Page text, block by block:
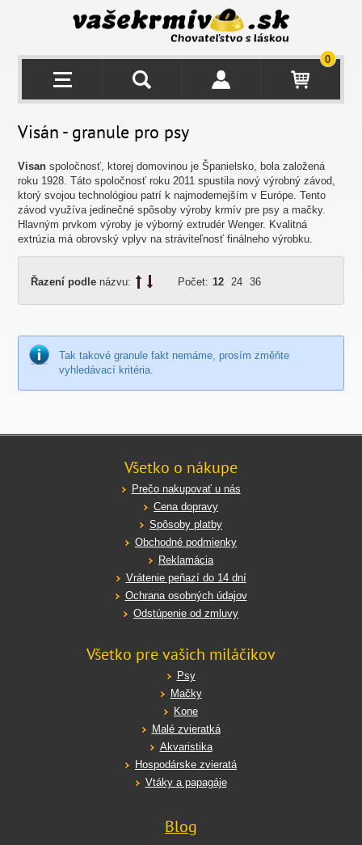
0
Visán - granule pro psy
Visanspoločnosť, ktorej domovinou je Španielsko, bola založená
roku 1928. Táto spoločnosť roku 2011 spustila nový výrobný závod,
ktorý svojou technológiou patrí k najmodernejším v Európe. Tento
závod využíva jedinečné spôsoby výroby krmív pre psy a mačky.
Hlavným prvkom výroby je výborný extrudér Wenger. Kvalitná
extrúzia má obrovský vplyv na stráviteľnosť finálneho výrobku.
Řazení podle názvu: Počet: 12 24 36
Tak takové granule fakt nemáme, prosím změňte
vyhledávací kritéria.
Všetko o nákupe
Prečo nakupovať u nás
Cena dopravy
Spôsoby platby
Obchodné podmienky
Reklamácia
Vrátenie peňazí do 14 dní
Ochrana osobných údajov
Odstúpenie od zmluvy
Všetko pre vašich miláčikov
Psy
Mačky
Kone
Malé zvieratká
Akvaristika
Hospodárske zvieratá
Vtáky a papagáje
Blog